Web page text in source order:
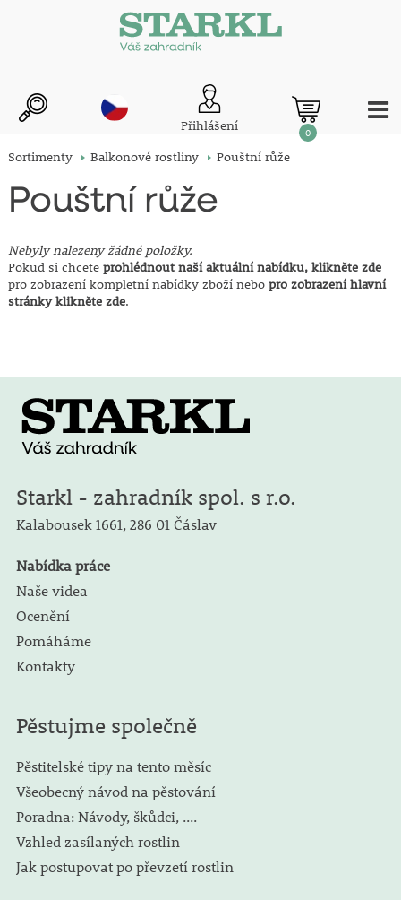
Přihlášení 0
Sortimenty Balkonové rostliny Pouštní růže
Pouštní růže
Nebyly nalezeny žádné položky.
Pokud si chcete prohlédnout naší aktuální nabídku, klikněte zde
pro zobrazení kompletní nabídky zboží nebo pro zobrazení hlavní
stránkyklikněte zde.
Starkl - zahradník spol. s r.o.
Kalabousek 1661, 286 01 Čáslav
Nabídka práce
Naše videa
Ocenění
Pomáháme
Kontakty
Pěstujme společně
Pěstitelské tipy na tento měsíc
Všeobecný návod na pěstování
Poradna: Návody, škůdci, ....
Vzhled zasílaných rostlin
Jak postupovat po převzetí rostlin